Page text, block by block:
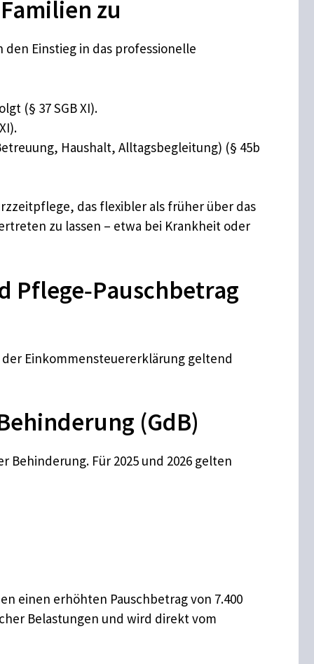
zu
Einstieg in das professionelle
(§ 37 SGB XI).
Haushalt, Alltagsbegleitung) (§ 45b
das flexibler als früher über das
zu lassen – etwa bei Krankheit oder
Pflege‑Pauschbetrag
Einkommensteuererklärung geltend
(GdB)
Für 2025 und 2026 gelten
einen erhöhten Pauschbetrag von 7.400
Belastungen und wird direkt vom